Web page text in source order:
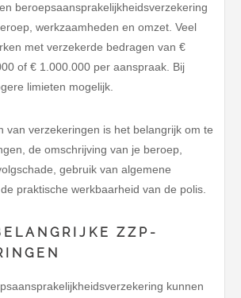
beroepsaansprakelijkheidsverzekering
werkzaamheden en omzet. Veel
met verzekerde bedragen van €
of € 1.000.000 per aanspraak. Bij
limieten mogelijk.
van verzekeringen is het belangrijk om te
de omschrijving van je beroep,
gebruik van algemene
praktische werkbaarheid van de polis.
ZZP-
kunnen